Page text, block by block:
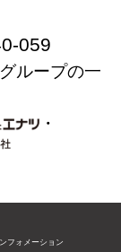
059
ループの一
・
フォメーション